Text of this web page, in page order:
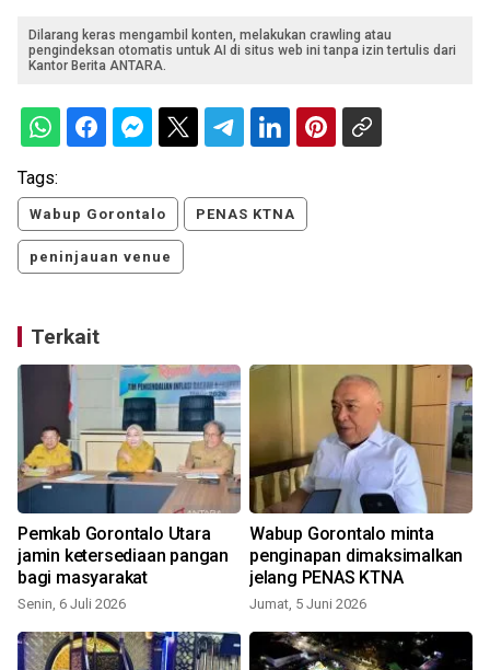
Dilarang keras mengambil konten, melakukan crawling atau
pengindeksan otomatis untuk AI di situs web ini tanpa izin tertulis dari
Kantor Berita ANTARA.
Tags:
Wabup Gorontalo PENAS KTNA
peninjauan venue
Terkait
Pemkab Gorontalo Utara
jamin ketersediaan pangan
bagi masyarakat
Senin, 6 Juli 2026
Wabup Gorontalo minta
penginapan dimaksimalkan
jelang PENAS KTNA
Jumat, 5 Juni 2026